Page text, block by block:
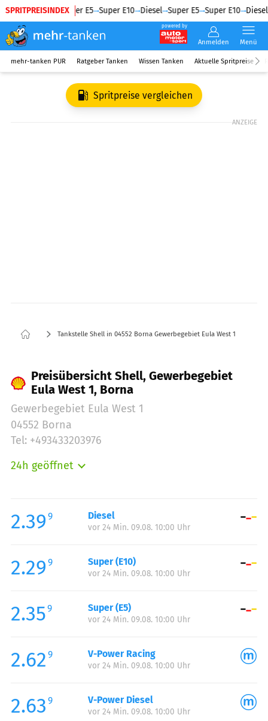
SPRITPREISINDEX
Diesel Super E5 Super E10 Diesel Super E5 Super E10 Diesel
powered by
Anmelden Menü
mehr-tanken PUR Ratgeber Tanken Wissen Tanken Aktuelle Spritpreise
Spritpreise vergleichen
ANZEIGE
Tankstelle Shell in 04552 Borna Gewerbegebiet Eula West 1
Preisübersicht Shell, Gewerbegebiet
Eula West 1, Borna
Gewerbegebiet Eula West 1
04552 Borna
Tel: +493433203976
24h geöffnet
Mittwoch:
00:00-24:00
Donnerstag:
Samstag:
00:00-24:00
Sonntag:
2.39 9 Diesel
vor 24 Min. 09.08. 10:00 Uhr
2.29 9 Super (E10)
vor 24 Min. 09.08. 10:00 Uhr
2.359 Super (E5)
vor 24 Min. 09.08. 10:00 Uhr
2.62 9 V-Power Racing
vor 24 Min. 09.08. 10:00 Uhr
2.63 9 V-Power Diesel
vor 24 Min. 09.08. 10:00 Uhr